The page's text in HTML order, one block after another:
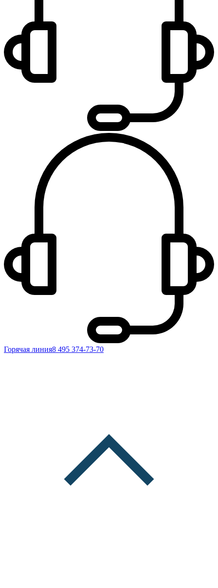
Горячая линия8 495 374-73-70